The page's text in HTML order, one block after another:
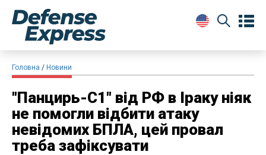
Головна Новини
"Панцирь-С1" від РФ в Іраку ніяк
не помогли відбити атаку
невідомих БПЛА, цей провал
треба зафіксувати